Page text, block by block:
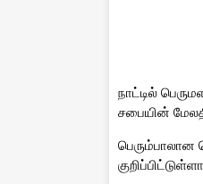
நாட்டில்
சபையின்